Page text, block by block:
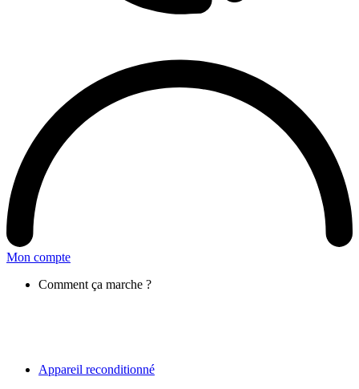
Mon compte
Comment ça marche ?
Appareil reconditionné